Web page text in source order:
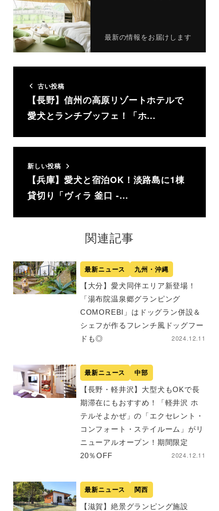
最新の情報をお届けします
古い投稿
【長野】信州の高原リゾートホテルで
愛犬とランチブッフェ！「ホ…
新しい投稿
【兵庫】愛犬と宿泊OK！淡路島に1棟
貸切り「ヴィラ 釜口 -…
関連記事
最新ニュース 九州・沖縄
【大分】愛犬同伴エリア新登場！
「湯布院温泉郷グランピング
COMOREBI」はドッグラン併設＆
シェフが作るフレンチ風ドッグフー
ドも◎
2024.12.11
最新ニュース 中部
【長野・軽井沢】大型犬もOKで長
期滞在にもおすすめ！「軽井沢 ホ
テルそよかぜ」の「エクセレント・
コンフォート・ステイルーム」がリ
ニューアルオープン！期間限定
20％OFF
2024.12.11
最新ニュース 関西
【滋賀】絶景グランピング施設